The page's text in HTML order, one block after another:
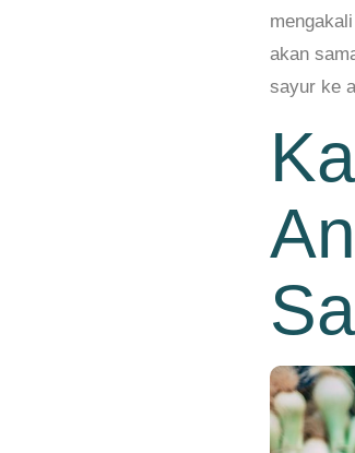
akan
sayur ke